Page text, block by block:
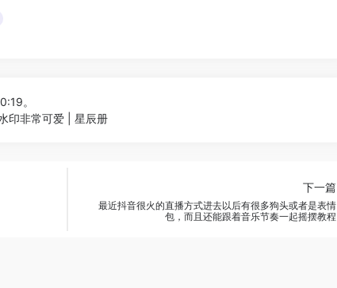
。
印非常可爱 | 星辰册
下一篇
最近抖音很火的直播方式进去以后有很多狗头或者是表情
包，而且还能跟着音乐节奏一起摇摆教程